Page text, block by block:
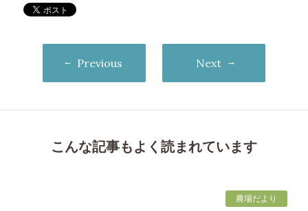
Previous Next
こんな記事もよく読まれています
農場だより